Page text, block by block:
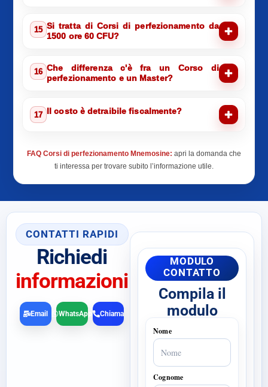
15 Si tratta di Corsi di perfezionamento da
1500 ore 60 CFU?
16 Che differenza c'è fra un Corso di
perfezionamento e un Master?
17 Il costo è detraibile fiscalmente?
FAQ Corsi di perfezionamento Mnemosine: apri la domanda che
ti interessa per trovare subito l’informazione utile.
CONTATTI RAPIDI
Richiedi
informazioni
Chiama
Email WhatsApp
MODULO
CONTATTO
Compila il
modulo
Nome
Cognome